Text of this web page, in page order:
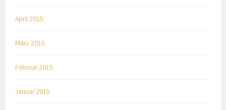
April 2015
März 2015
Februar 2015
Januar 2015